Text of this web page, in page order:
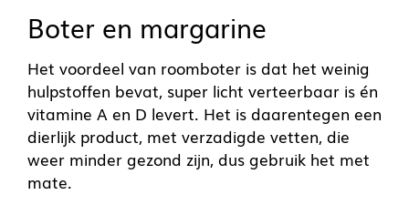
Boter en margarine
Het voordeel van roomboter is dat het weinig
hulpstoffen bevat, super licht verteerbaar is én
vitamine A en D levert. Het is daarentegen een
dierlijk product, met verzadigde vetten, die
weer minder gezond zijn, dus gebruik het met
mate.